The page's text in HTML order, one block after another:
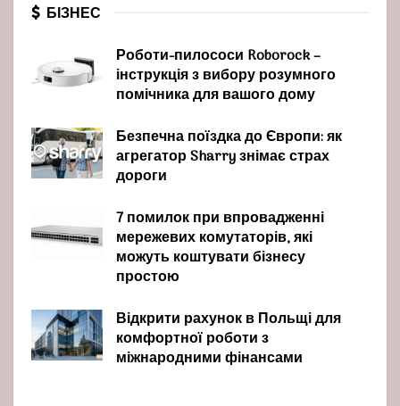
БІЗНЕС
Роботи-пилососи Roborock –
інструкція з вибору розумного
помічника для вашого дому
Безпечна поїздка до Європи: як
агрегатор Sharry знімає страх
дороги
7 помилок при впровадженні
мережевих комутаторів, які
можуть коштувати бізнесу
простою
Відкрити рахунок в Польщі для
комфортної роботи з
міжнародними фінансами